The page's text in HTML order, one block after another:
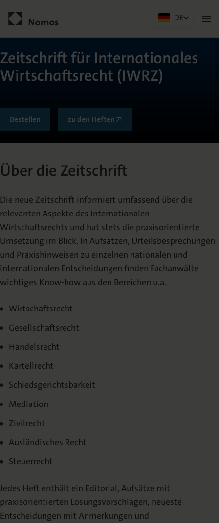
Herausgeberkreis
Schriftleitung und Redaktion
Veröffentlichen
Autorenhinweise
Urheberrecht
Mediadaten
Archiv
Archiv | 2026
Archiv | 2023
Archiv | 2022
DE
Zeitschrift für Internationales
Wirtschaftsrecht (IWRZ)
Bestellen zu den Heften
Über die Zeitschrift
Die neue Zeitschrift informiert umfassend über die
relevanten Aspekte des Internationalen
Wirtschaftsrechts und hat stets die praxisorientierte
Umsetzung im Blick. In Aufsätzen, Urteilsbesprechungen
und Praxishinweisen zu einzelnen nationalen und
internationalen Entscheidungen finden Fachanwälte
wichtiges Know-how aus den Bereichen u.a.
Wirtschaftsrecht
Gesellschaftsrecht
Handelsrecht
Kartellrecht
Schiedsgerichtsbarkeit
Mediation
Zivilrecht
Ausländisches Recht
Steuerrecht
Jedes Heft enthält ein Editorial, Aufsätze mit
praxisorientierten Lösungsvorschlägen, neueste
Entscheidungen mit Anmerkungen und